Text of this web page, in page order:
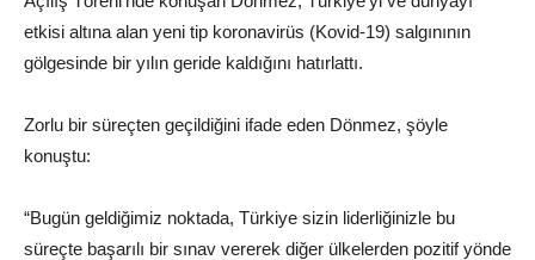
etkisi altına alan yeni tip koronavirüs (Kovid-19) salgınının
gölgesinde bir yılın geride kaldığını hatırlattı.
Zorlu bir süreçten geçildiğini ifade eden Dönmez, şöyle
konuştu:
“Bugün geldiğimiz noktada, Türkiye sizin liderliğinizle bu
süreçte başarılı bir sınav vererek diğer ülkelerden pozitif yönde